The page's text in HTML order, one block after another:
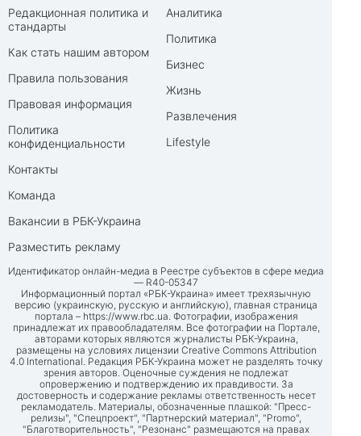
Редакционная политика и
стандарты
Как стать нашим автором
Правила пользования
Правовая информация
Политика
конфиденциальности
Контакты
Команда
Вакансии в РБК-Украина
Разместить рекламу
Аналитика
Политика
Бизнес
Жизнь
Развлечения
Lifestyle
Идентификатор онлайн-медиа в Реестре субъектов в сфере медиа
— R40-05347
Информационный портал «РБК-Украина» имеет трехязычную
версию (украинскую, русскую и английскую), главная страница
портала – https://www.rbc.ua. Фотографии, изображения
принадлежат их правообладателям. Все фотографии на Портале,
авторами которых являются журналисты РБК-Украина,
размещены на условиях лицензии Creative Commons Attribution
4.0 International. Редакция РБК-Украина может не разделять точку
зрения авторов. Оценочные суждения не подлежат
опровержению и подтверждению их правдивости. За
достоверность и содержание рекламы ответственность несет
рекламодатель. Материалы, обозначенные плашкой: "Пресс-
релизы", "Спецпроект", "Партнерский материал", "Promo",
"Благотворительность", "Резонанс" размещаются на правах